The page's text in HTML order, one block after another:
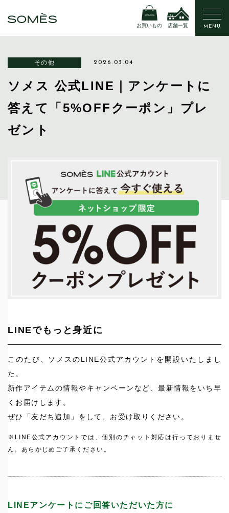
お買いもの 店舗一覧 MENU
その他 2026.03.04
ソメス 公式LINE｜アンケートに
答えて「5%OFFクーポン」プレ
ゼント
LINEでもっと身近に
このたび、ソメスのLINE公式アカウントを開設いたしまし
た。
新作アイテムの情報やキャンペーンなど、最新情報をいち早
くお届けします。
ぜひ「友だち追加」をして、お受け取りください。
※LINE公式アカウントでは、個別のチャット対応は行っておりませ
ん。あらかじめご了承ください。
LINEアンケートにご回答いただいた方に